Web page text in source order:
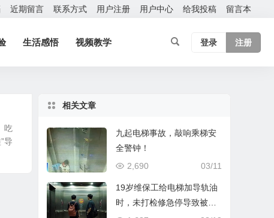
近期留言 联系方式 用户注册 用户中心 给我投稿 留言本
生活感悟 视频教学 登录 注册
吃
导
相关文章
九起电梯事故，敲响乘梯安
全警钟！
03/11
2,690
19岁维保工给电梯加导轨油
时，未打检修急停导致被挤